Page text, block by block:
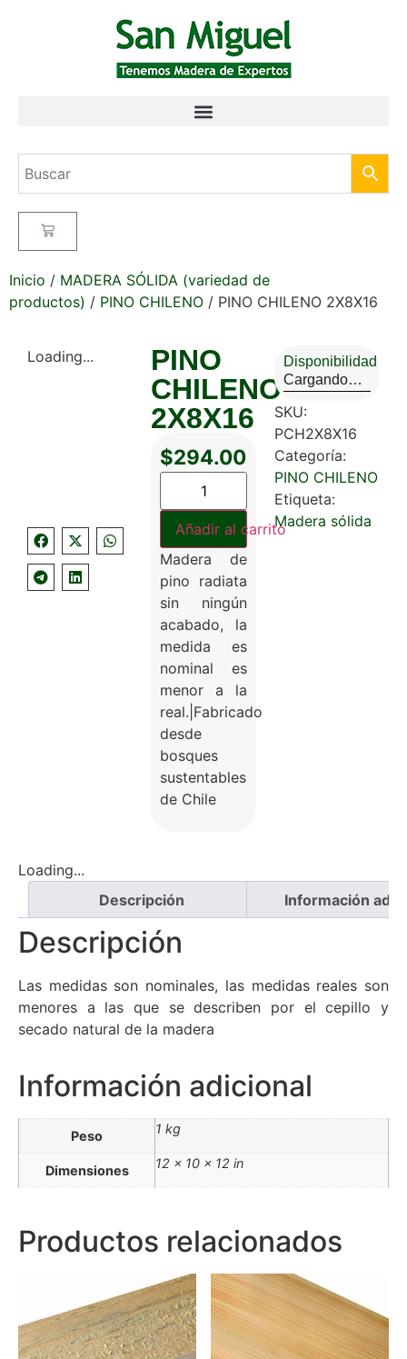
Inicio / MADERA SÓLIDA (variedad de
productos) / PINO CHILENO / PINO CHILENO 2X8X16
Loading...
PINO
CHILENO
2X8X16
$294.00
Añadir al carrito
Madera de
pino radiata
sin ningún
acabado, la
medida es
nominal es
menor a la
real.|Fabricado
desde
bosques
sustentables
de Chile
Disponibilidad
Cargando…
SKU:
PCH2X8X16
Categoría:
PINO CHILENO
Etiqueta:
Madera sólida
Loading...
Descripción
Información
Descripción
Las medidas son nominales, las medidas reales son
menores a las que se describen por el cepillo y
secado natural de la madera
Información adicional
Peso 1 kg
Dimensiones 12 × 10 × 12 in
Productos relacionados